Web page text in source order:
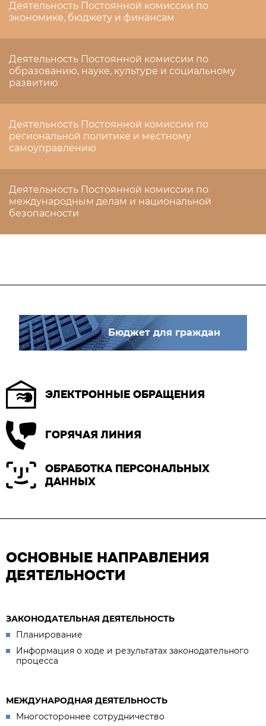
Деятельность Постоянной комиссии по
экономике, бюджету и финансам
Деятельность Постоянной комиссии по
образованию, науке, культуре и социальному
развитию
Деятельность Постоянной комиссии по
региональной политике и местному
самоуправлению
Деятельность Постоянной комиссии по
международным делам и национальной
безопасности
Бюджет для граждан
ЭЛЕКТРОННЫЕ ОБРАЩЕНИЯ
ГОРЯЧАЯ ЛИНИЯ
ОБРАБОТКА ПЕРСОНАЛЬНЫХ
ДАННЫХ
ОСНОВНЫЕ НАПРАВЛЕНИЯ
ДЕЯТЕЛЬНОСТИ
ЗАКОНОДАТЕЛЬНАЯ ДЕЯТЕЛЬНОСТЬ
Планирование
Информация о ходе и результатах законодательного
процесса
МЕЖДУНАРОДНАЯ ДЕЯТЕЛЬНОСТЬ
Многостороннее сотрудничество